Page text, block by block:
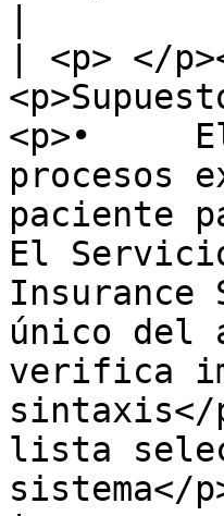
| <p> </
<p>•
procesos
paciente
El
único del
verifica
sintaxis</
lista
sistema</